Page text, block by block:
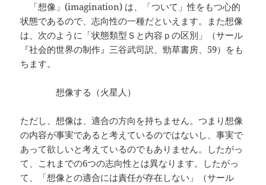
「想像」(imagination) は、「ついて」性をもつ心的
状態であるので、志向性の一種だといえます。また想像
は、次のように「状態類型Ｓと内容ｐの区別」（サール
『社会的世界の制作』三谷武司訳、勁草書房、59）をも
ちます。
想像する（火星人）
ただし、想像は、適合の方向を持ちません。つまり想像
の内容が事実であると考えているのではないし、事実で
あって欲しいと考えているのでもありません。したがっ
て、これまでの6つの志向性とは異なります。したがっ
て、「想像との適合には責任が存在しない」（サール